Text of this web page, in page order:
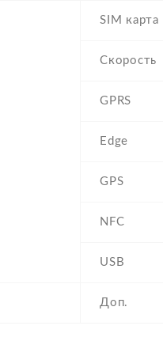
SIM карта
Скорость
GPRS
Edge
GPS
NFC
USB
Доп.